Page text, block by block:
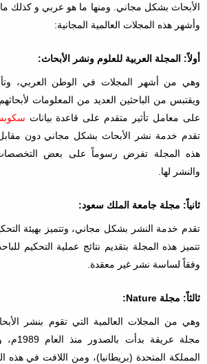
الأبحاث بشكل مجاني. ومنها ما هو عربي و كذلك
وأشهر هذه المجلات العالمية المجانية:
أولاً: المجلة العربية للعلوم ونشر الأبحاث:
وهي من أشهر المجلات في الوطن العربي،
ويقتبس من الباحثين العديد من المعلومات
على معامل تأثير متقدم على قاعدة بيانات
تقدم خدمة نشر الأبحاث بشكل مجاني دون
هذه المجلة تفرض رسوماً على بعض التخصصات
والنشر لها.
ثانياً: مجلة جامعة الملك سعود:
تقدم خدمة النشر بشكل مجاني، وتتميز بهيئة
تتميز هذه المجلة بتقديم نتائج عملية التحكيم
وفقاً لساسة نشر غير معقدة.
ثالثاً: مجلة Nature:
وهي من المجلات العالمية التي تقوم بنشر
مجلة
المملكة المتحدة (بريطانيا)، ومن اللافت في هذه